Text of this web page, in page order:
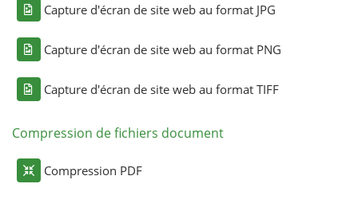
Capture d'écran de site web au format JPG
Capture d'écran de site web au format PNG
Capture d'écran de site web au format TIFF
Compression de fichiers document
Compression PDF